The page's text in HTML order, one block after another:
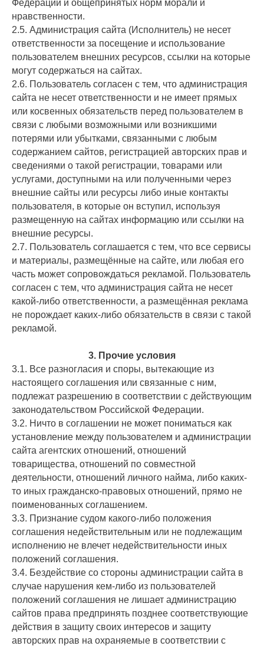
Федерации и общепринятых норм морали и
нравственности.
2.5. Администрация сайта (Исполнитель) не несет
ответственности за посещение и использование
пользователем внешних ресурсов, ссылки на которые
могут содержаться на сайтах.
2.6. Пользователь согласен с тем, что администрация
сайта не несет ответственности и не имеет прямых
или косвенных обязательств перед пользователем в
связи с любыми возможными или возникшими
потерями или убытками, связанными с любым
содержанием сайтов, регистрацией авторских прав и
сведениями о такой регистрации, товарами или
услугами, доступными на или полученными через
внешние сайты или ресурсы либо иные контакты
пользователя, в которые он вступил, используя
размещенную на сайтах информацию или ссылки на
внешние ресурсы.
2.7. Пользователь соглашается с тем, что все сервисы
и материалы, размещённые на сайте, или любая его
часть может сопровождаться рекламой. Пользователь
согласен с тем, что администрация сайта не несет
какой-либо ответственности, а размещённая реклама
не порождает каких-либо обязательств в связи с такой
рекламой.
3. Прочие условия
3.1. Все разногласия и споры, вытекающие из
настоящего соглашения или связанные с ним,
подлежат разрешению в соответствии с действующим
законодательством Российской Федерации.
3.2. Ничто в соглашении не может пониматься как
установление между пользователем и администрации
сайта агентских отношений, отношений
товарищества, отношений по совместной
деятельности, отношений личного найма, либо каких-
то иных гражданско-правовых отношений, прямо не
поименованных соглашением.
3.3. Признание судом какого-либо положения
соглашения недействительным или не подлежащим
исполнению не влечет недействительности иных
положений соглашения.
3.4. Бездействие со стороны администрации сайта в
случае нарушения кем-либо из пользователей
положений соглашения не лишает администрацию
сайтов права предпринять позднее соответствующие
действия в защиту своих интересов и защиту
авторских прав на охраняемые в соответствии с